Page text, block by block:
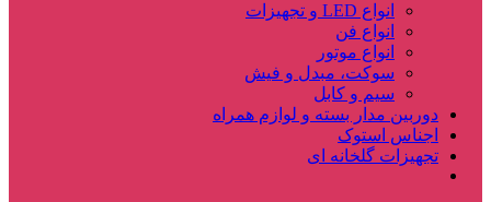
انواع LED و تجهیزات
انواع فن
انواع موتور
سوکت، مبدل و فیش
سیم و کابل
دوربین مدار بسته و لوازم همراه
اجناس استوک
تجهیزات گلخانه ای